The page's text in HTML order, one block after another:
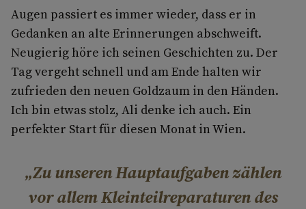
Augen passiert es immer wieder, dass er in
Gedanken an alte Erinnerungen abschweift.
Neugierig höre ich seinen Geschichten zu. Der
Tag vergeht schnell und am Ende halten wir
zufrieden den neuen Goldzaum in den Händen.
Ich bin etwas stolz, Ali denke ich auch. Ein
perfekter Start für diesen Monat in Wien.
Zu unseren Hauptaufgaben zählen
vor allem Kleinteilreparaturen des